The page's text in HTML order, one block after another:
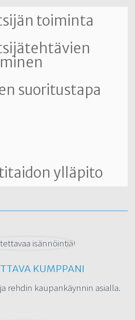
toiminta
suoritustapa
ylläpito
KUMPPANI
rehdin kaupankäynnin asialla.